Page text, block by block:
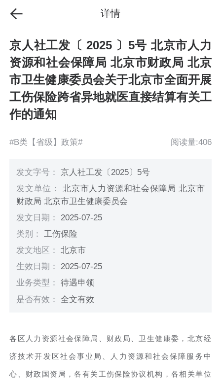
详情
京人社工发〔 2025 〕5号 北京市人力
资源和社会保障局 北京市财政局 北京
市卫生健康委员会关于北京市全面开展
工伤保险跨省异地就医直接结算有关工
作的通知
#B类【省级】政策# 阅读量:406
发文字号： 京人社工发〔2025〕5号
发文单位：北京市人力资源和社会保障局 北京市
财政局 北京市卫生健康委员会
发文日期： 2025-07-25
类别：工伤保险
发文地区：北京市
生效日期： 2025-07-25
业务类型：待遇申领
是否有效：全文有效
各区人力资源社会保障局、财政局、卫生健康委，北京经
济技术开发区社会事业局、人力资源和社会保障服务中
心、财政国资局，各有关工伤保险协议机构，各相关单位